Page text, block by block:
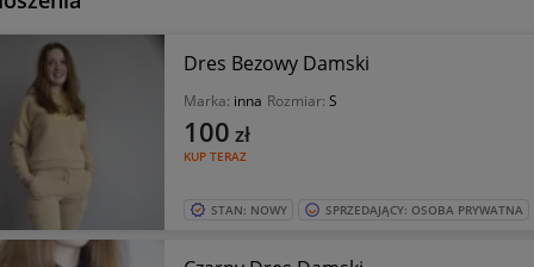
Dres Bezowy Damski
Marka: inna Rozmiar: S
KUP TERAZ
100 zł
STAN: NOWY SPRZEDAJĄCY: OSOBA PRYWATNA